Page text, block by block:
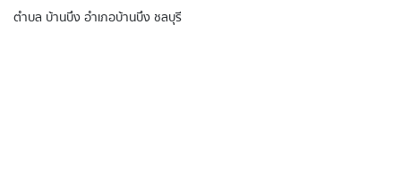
ตำบล บ้านบึง อำเภอบ้านบึง ชลบุรี